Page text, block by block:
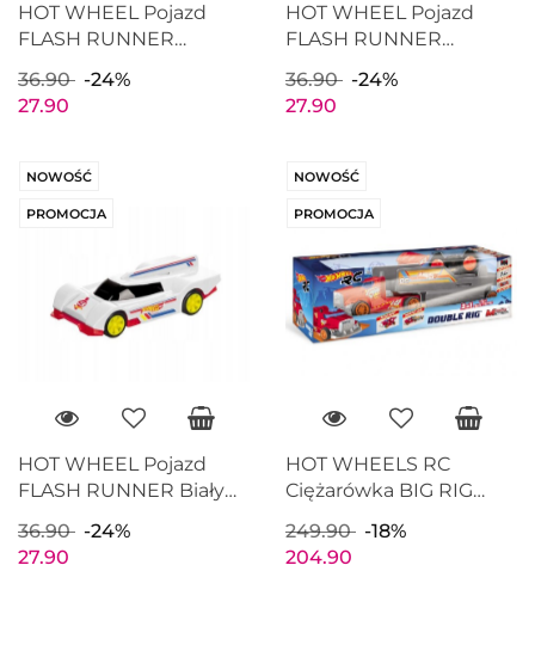
HOT WHEEL Pojazd
FLASH RUNNER
36.90
-24%
27.90
HOT WHEEL Pojazd
FLASH RUNNER
51226
36.90
-24%
27.90
NOWOŚĆ
PROMOCJA
HOT WHEEL Pojazd
FLASH RUNNER Biały
36.90
-24%
27.90
NOWOŚĆ
PROMOCJA
HOT WHEELS RC
Ciężarówka BIG RIG
MONDO 63681
249.90
-18%
204.90